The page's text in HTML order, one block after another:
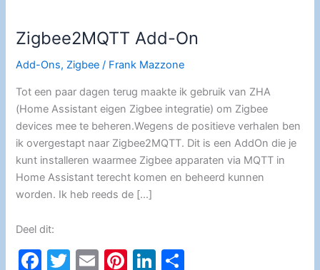
Zigbee2MQTT Add-On
Add-Ons, Zigbee / Frank Mazzone
Tot een paar dagen terug maakte ik gebruik van ZHA
(Home Assistant eigen Zigbee integratie) om Zigbee
devices mee te beheren.Wegens de positieve verhalen ben
ik overgestapt naar Zigbee2MQTT. Dit is een AddOn die je
kunt installeren waarmee Zigbee apparaten via MQTT in
Home Assistant terecht komen en beheerd kunnen
worden. Ik heb reeds de […]
Deel dit:
F
T
E
Pi Li